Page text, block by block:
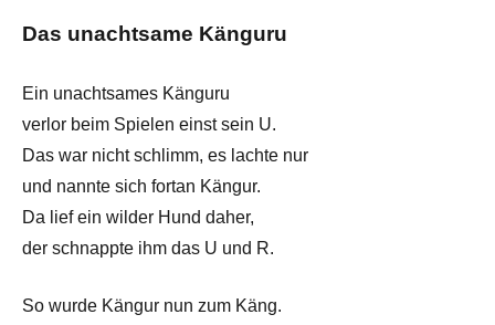
Das unachtsame Känguru
Ein unachtsames Känguru
verlor beim Spielen einst sein U.
Das war nicht schlimm, es lachte nur
und nannte sich fortan Kängur.
Da lief ein wilder Hund daher,
der schnappte ihm das U und R.
So wurde Kängur nun zum Käng.